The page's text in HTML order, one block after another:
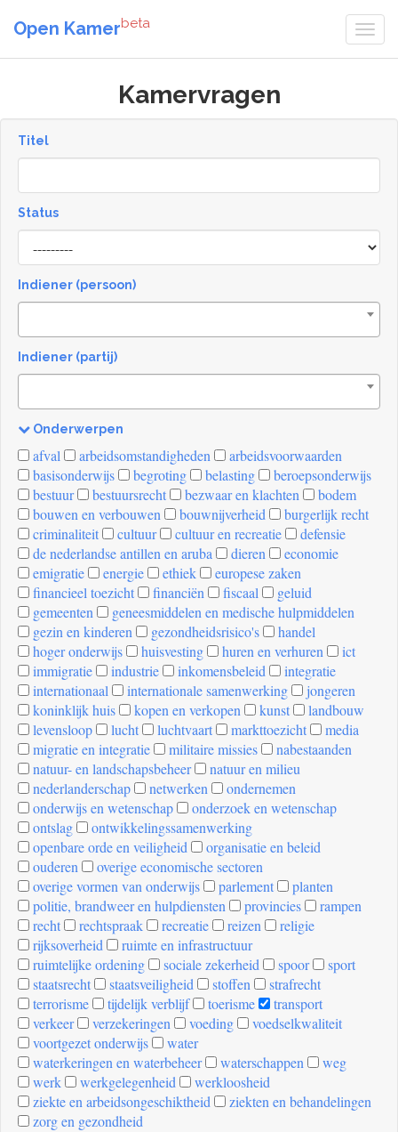
Open Kamerbeta
Kamervragen
Titel
Status
[invalid
name]
Indiener (persoon)
Indiener (partij)
Onderwerpen
[invalid
name]
afval arbeidsomstandigheden
arbeidsvoorwaarden
basisonderwijs
begroting belasting
beroepsonderwijs
bestuur
bestuursrecht bezwaar en klachten
bodem
bouwen en verbouwen
bouwnijverheid
burgerlijk recht
criminaliteit
cultuur cultuur en recreatie
defensie
de nederlandse antillen en aruba
dieren
economie
emigratie
energie ethiek
europese zaken
financieel toezicht
financiën fiscaal
geluid
gemeenten
geneesmiddelen en medische hulpmiddelen
gezin en kinderen
gezondheidsrisico's
handel
hoger onderwijs
huisvesting huren en verhuren
ict
immigratie
industrie inkomensbeleid
integratie
internationaal
internationale samenwerking
jongeren
koninklijk huis
kopen en verkopen kunst
landbouw
levensloop
lucht luchtvaart markttoezicht
media
migratie en integratie
militaire missies
nabestaanden
natuur- en landschapsbeheer
natuur en milieu
nederlanderschap
netwerken
ondernemen
onderwijs en wetenschap
onderzoek en wetenschap
ontslag
ontwikkelingssamenwerking
openbare orde en veiligheid
organisatie en beleid
ouderen
overige economische sectoren
overige vormen van onderwijs
parlement
planten
politie, brandweer en hulpdiensten
provincies
rampen
recht
rechtspraak recreatie reizen
religie
rijksoverheid
ruimte en infrastructuur
ruimtelijke ordening
sociale zekerheid spoor
sport
staatsrecht
staatsveiligheid stoffen
strafrecht
terrorisme
tijdelijk verblijf toerisme
transport
verkeer
verzekeringen voeding
voedselkwaliteit
voortgezet onderwijs
water
waterkeringen en waterbeheer
waterschappen
weg
werk
werkgelegenheid
werkloosheid
ziekte en arbeidsongeschiktheid
ziekten en behandelingen
zorg en gezondheid